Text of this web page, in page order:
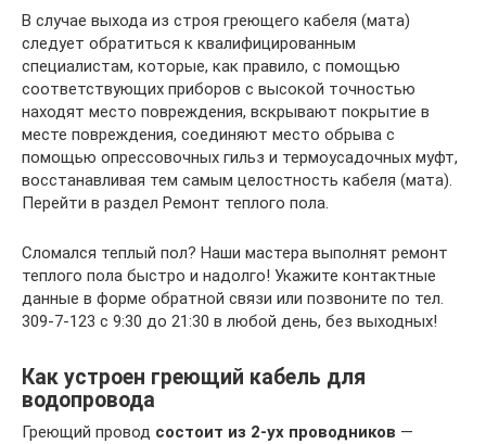
В случае выхода из строя греющего кабеля (мата)
следует обратиться к квалифицированным
специалистам, которые, как правило, с помощью
соответствующих приборов с высокой точностью
находят место повреждения, вскрывают покрытие в
месте повреждения, соединяют место обрыва с
помощью опрессовочных гильз и термоусадочных муфт,
восстанавливая тем самым целостность кабеля (мата).
Перейти в раздел Ремонт теплого пола.
Сломался теплый пол? Наши мастера выполнят ремонт
теплого пола быстро и надолго! Укажите контактные
данные в форме обратной связи или позвоните по тел.
309-7-123 с 9:30 до 21:30 в любой день, без выходных!
Как устроен греющий кабель для
водопровода
Греющий провод состоит из 2-ух проводников —